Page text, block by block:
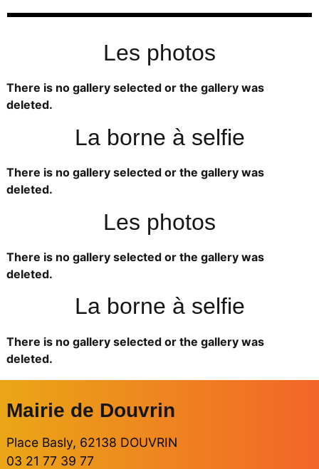
Les photos
There is no gallery selected or the gallery was
deleted.
La borne à selfie
There is no gallery selected or the gallery was
deleted.
Les photos
There is no gallery selected or the gallery was
deleted.
La borne à selfie
There is no gallery selected or the gallery was
deleted.
Mairie de Douvrin
Place Basly, 62138 DOUVRIN
03 21 77 39 77